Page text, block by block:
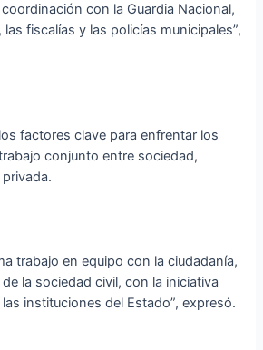
con la Guardia Nacional,
las fiscalías y las policías municipales”,
factores clave para enfrentar los
conjunto entre sociedad,
trabajo en equipo con la ciudadanía,
la sociedad civil, con la iniciativa
instituciones del Estado”, expresó.